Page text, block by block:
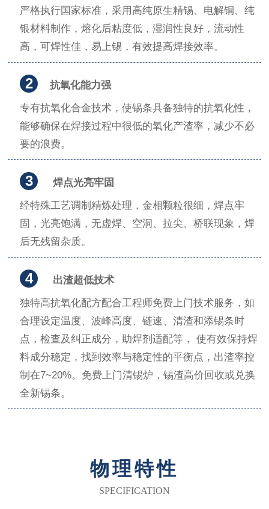
严格执行国家标准，采用高纯原生精锡、电解铜、纯
银材料制作，熔化后粘度低，湿润性良好，流动性
高，可焊性佳，易上锡，有效提高焊接效率。
2
抗氧化能力强
专有抗氧化合金技术，使锡条具备独特的抗氧化性，
能够确保在焊接过程中很低的氧化产渣率，减少不必
要的浪费。
3
焊点光亮牢固
经特殊工艺调制精炼处理，金相颗粒很细，焊点牢
固，光亮饱满，无虚焊、空洞、拉尖、桥联现象，焊
后无残留杂质。
4
出渣超低技术
独特高抗氧化配方配合工程师免费上门技术服务，如
合理设定温度、波峰高度、链速、清渣和添锡条时
点，检查及纠正成分，助焊剂适配等， 使有效保持焊
料成分稳定，找到效率与稳定性的平衡点，出渣率控
制在7~20%。免费上门清锡炉，锡渣高价回收或兑换
全新锡条。
物理特性
SPECIFICATION